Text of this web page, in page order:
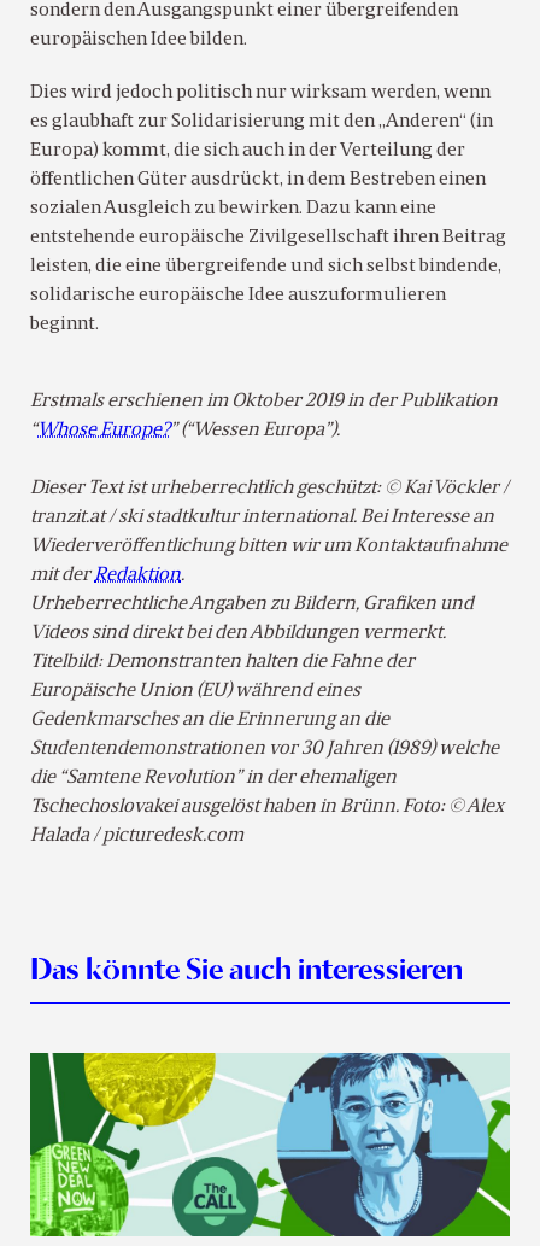
sondern den Ausgangspunkt einer übergreifenden
europäischen Idee bilden.
Dies wird jedoch politisch nur wirksam werden, wenn
es glaubhaft zur Solidarisierung mit den „Anderen“ (in
Europa) kommt, die sich auch in der Verteilung der
öffentlichen Güter ausdrückt, in dem Bestreben einen
sozialen Ausgleich zu bewirken. Dazu kann eine
entstehende europäische Zivilgesellschaft ihren Beitrag
leisten, die eine übergreifende und sich selbst bindende,
solidarische europäische Idee auszuformulieren
beginnt.
Erstmals erschienen im Oktober 2019 in der Publikation
“Whose Europe?” (“Wessen Europa”).
Dieser Text ist urheberrechtlich geschützt: © Kai Vöckler /
tranzit.at / ski stadtkultur international. Bei Interesse an
Wiederveröffentlichung bitten wir um Kontaktaufnahme
mit derRedaktion.
Urheberrechtliche Angaben zu Bildern, Grafiken und
Videos sind direkt bei den Abbildungen vermerkt.
Titelbild: Demonstranten halten die Fahne der
Europäische Union (EU) während eines
Gedenkmarsches an die Erinnerung an die
Studentendemonstrationen vor 30 Jahren (1989) welche
die “Samtene Revolution” in der ehemaligen
Tschechoslovakei ausgelöst haben in Brünn. Foto: © Alex
Halada / picturedesk.com
Das könnte Sie auch interessieren